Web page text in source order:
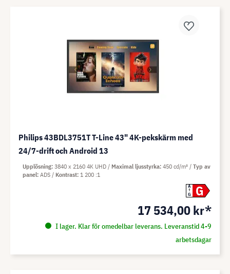
Philips 43BDL3751T T-Line 43" 4K-pekskärm med
24/7-drift och Android 13
A
G
G
17 534,00 kr*
I lager. Klar för omedelbar leverans. Leveranstid 4-9
arbetsdagar
Upplösning 3840 x 2160 4K UHD Maximal ljusstyrka 450 cd/m²
Typ av
panel ADS Kontrast 1 200 :1